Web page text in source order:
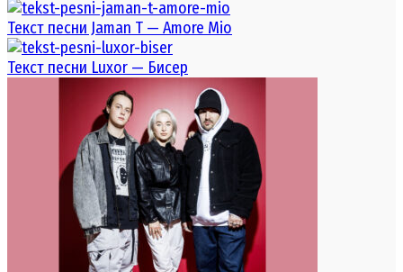
Текст песни Jaman T — Amore Mio
Текст песни Luxor — Бисер